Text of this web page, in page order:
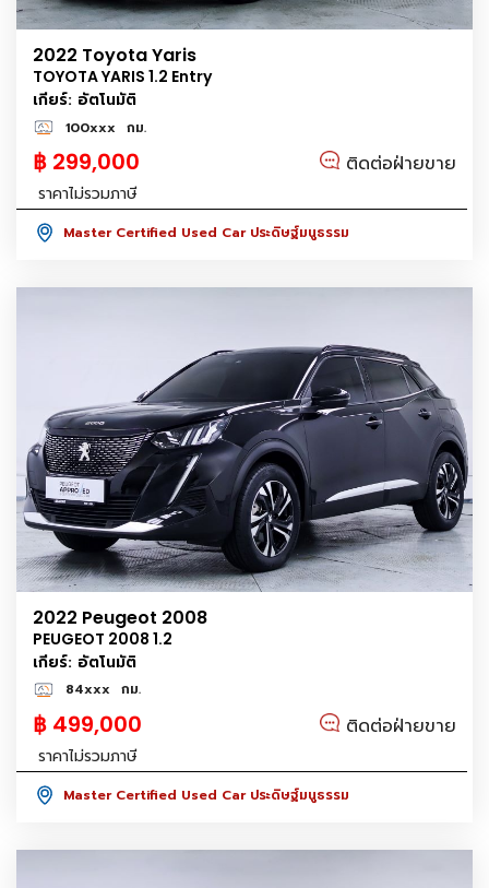
2022 Toyota Yaris
TOYOTA YARIS 1.2 Entry
เกียร์: อัตโนมัติ
100xxx กม.
฿ 299,000 ติดต่อฝ่ายขาย
ราคาไม่รวมภาษี
Master Certified Used Car ประดิษฐ์มนูธรรม
2022 Peugeot 2008
PEUGEOT 2008 1.2
เกียร์: อัตโนมัติ
84xxx กม.
฿ 499,000 ติดต่อฝ่ายขาย
ราคาไม่รวมภาษี
Master Certified Used Car ประดิษฐ์มนูธรรม